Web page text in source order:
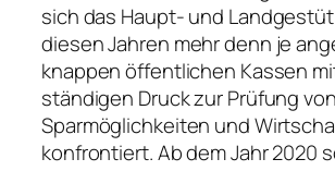
sich das Haupt- und
diesen Jahren mehr denn je
knappen öffentlichen Kassen
ständigen Druck zur Prüfung von
Sparmöglichkeiten und
konfrontiert. Ab dem Jahr 2020